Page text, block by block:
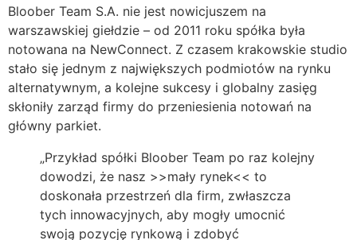
Bloober Team S.A. nie jest nowicjuszem na
warszawskiej giełdzie – od 2011 roku spółka była
notowana na NewConnect. Z czasem krakowskie studio
stało się jednym z największych podmiotów na rynku
alternatywnym, a kolejne sukcesy i globalny zasięg
skłoniły zarząd firmy do przeniesienia notowań na
główny parkiet.
„Przykład spółki Bloober Team po raz kolejny
dowodzi, że nasz >>mały rynek<< to
doskonała przestrzeń dla firm, zwłaszcza
tych innowacyjnych, aby mogły umocnić
swoją pozycję rynkową i zdobyć